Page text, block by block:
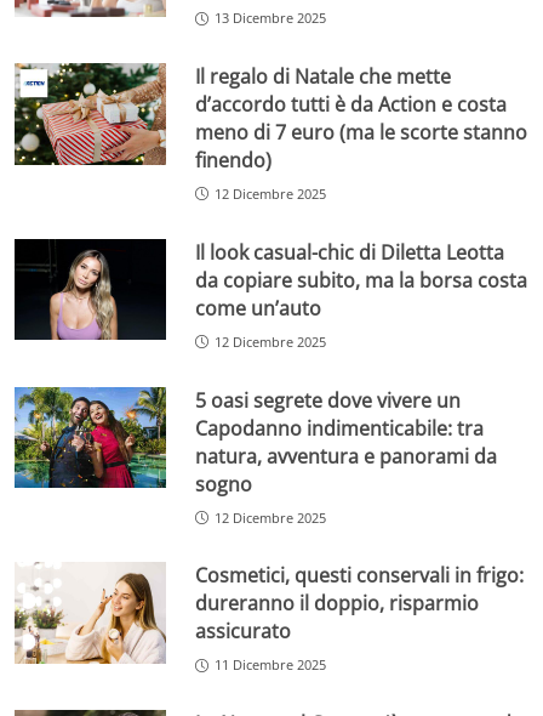
13 Dicembre 2025
Il regalo di Natale che mette
d’accordo tutti è da Action e costa
meno di 7 euro (ma le scorte stanno
finendo)
12 Dicembre 2025
Il look casual-chic di Diletta Leotta
da copiare subito, ma la borsa costa
come un’auto
12 Dicembre 2025
5 oasi segrete dove vivere un
Capodanno indimenticabile: tra
natura, avventura e panorami da
sogno
12 Dicembre 2025
Cosmetici, questi conservali in frigo:
dureranno il doppio, risparmio
assicurato
11 Dicembre 2025